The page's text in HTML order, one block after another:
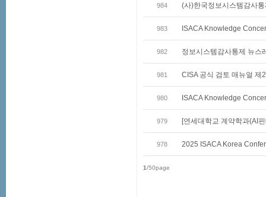
984 (사)한국정보시스템감사
983 ISACA Knowledge
982 정보시스템감사통제 뉴스
981 CISA 공식 검토 매뉴얼 제
980 ISACA Knowledge
979 [연세대학교 계약학과(AI
978 2025 ISACA Korea
1/50page